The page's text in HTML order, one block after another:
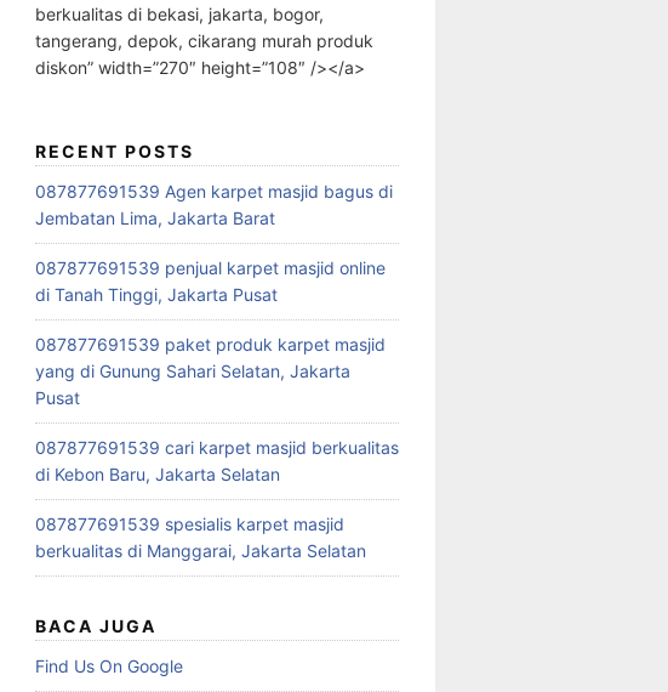
berkualitas di bekasi, jakarta, bogor,
tangerang, depok, cikarang murah produk
diskon” width=”270″ height=”108″ /></a>
RECENT POSTS
087877691539 Agen karpet masjid bagus di
Jembatan Lima, Jakarta Barat
087877691539 penjual karpet masjid online
di Tanah Tinggi, Jakarta Pusat
087877691539 paket produk karpet masjid
yang di Gunung Sahari Selatan, Jakarta
Pusat
087877691539 cari karpet masjid berkualitas
di Kebon Baru, Jakarta Selatan
087877691539 spesialis karpet masjid
berkualitas di Manggarai, Jakarta Selatan
BACA JUGA
Find Us On Google